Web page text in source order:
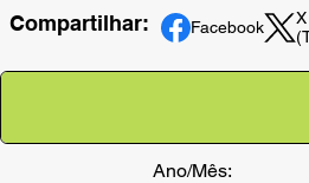
Compartilhar: Facebook
X
Ano/Mês: